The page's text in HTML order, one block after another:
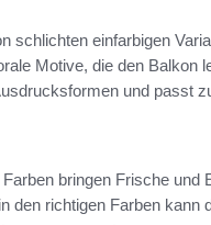
schlichten einfarbigen
Motive, die den Balkon
und passt
bringen Frische und
den richtigen Farben kann